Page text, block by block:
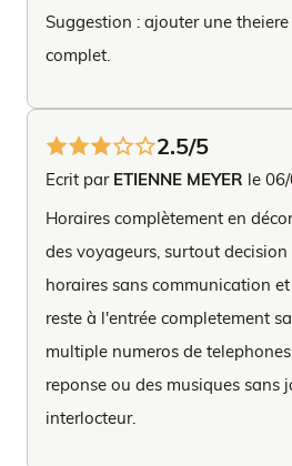
Suggestion : ajouter une
complet.
2.5/5
Ecrit par ETIENNE MEYER le
Horaires complètement en
des voyageurs, surtout
horaires sans communication
reste à l'entrée completement
multiple numeros de
reponse ou des musiques sans
interlocteur.